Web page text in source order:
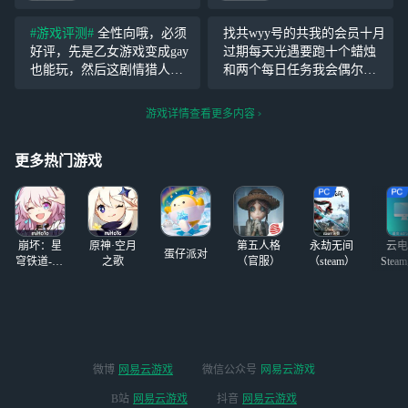
情侣呀，喂喂喂碰
到卡卡和龙骨的时
候不一定是龙卡
啊，可能还会是卡
生命体征）
卡鞋的攻略的，上
游戏试了一下，结
果卡成了，我简直
是个天才⌯ᵔᗜᵔ⌯ಣ
#游戏评测# 全性向哦，必须
好评，先是乙女游戏变成gay
也能玩，然后这剧情猎人小
劫的爱还倒追，我呸！这第
打一个不吱声，然后充钱搞
找共wyy号的共我的会员十月
过期每天光遇要跑十个蜡烛
和两个每日任务我会偶尔上
如果要玩光遇的话只能玩我
游戏详情查看更多内容
更多热门游戏
崩坏：星
穹铁道-4.4
原神·空月
之歌
蛋仔派对
第五人格
（官服）
永劫无间
（steam）
云
微博 网易云游戏 微信公众号 网易云游戏
B站 网易云游戏 抖音 网易云游戏